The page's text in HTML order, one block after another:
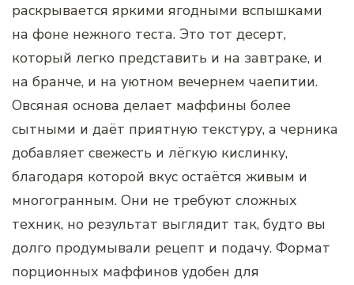
раскрывается яркими ягодными вспышками
на фоне нежного теста. Это тот десерт,
который легко представить и на завтраке, и
на бранче, и на уютном вечернем чаепитии.
Овсяная основа делает маффины более
сытными и даёт приятную текстуру, а черника
добавляет свежесть и лёгкую кислинку,
благодаря которой вкус остаётся живым и
многогранным. Они не требуют сложных
техник, но результат выглядит так, будто вы
долго продумывали рецепт и подачу. Формат
порционных маффинов удобен для